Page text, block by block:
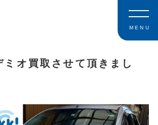
MENU
オ買取させて頂きまし